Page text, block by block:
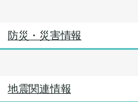
防災・災害情報
地震関連情報